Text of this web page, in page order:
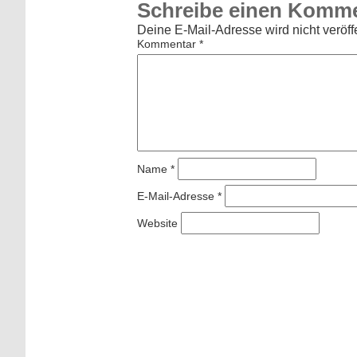
Schreibe einen
Deine E-Mail-Adresse wird nicht
Kommentar *
Name *
E-Mail-Adresse *
Website